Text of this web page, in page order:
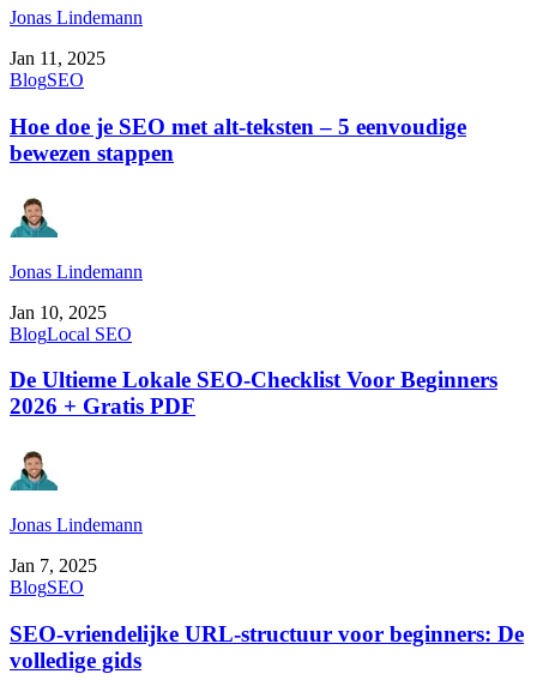
Jonas Lindemann
Jan 11, 2025
BlogSEO
Hoe doe je SEO met alt-teksten – 5 eenvoudige
bewezen stappen
Jonas Lindemann
Jan 10, 2025
BlogLocal SEO
De Ultieme Lokale SEO-Checklist Voor Beginners
2026 + Gratis PDF
Jonas Lindemann
Jan 7, 2025
BlogSEO
SEO-vriendelijke URL-structuur voor beginners: De
volledige gids